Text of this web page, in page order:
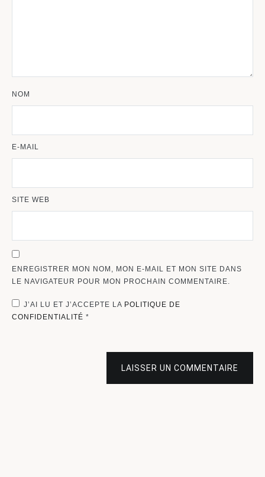
NOM
E-MAIL
SITE WEB
ENREGISTRER MON NOM, MON E-MAIL ET MON SITE DANS
LE NAVIGATEUR POUR MON PROCHAIN COMMENTAIRE.
J’AI LU ET J’ACCEPTE LA POLITIQUE DE
CONFIDENTIALITÉ *
LAISSER UN COMMENTAIRE